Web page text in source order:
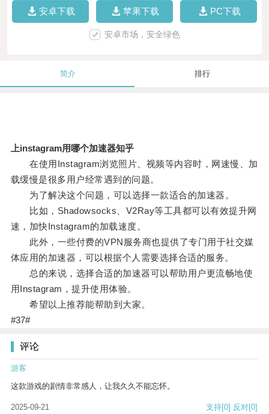
安卓下载 苹果下载 PC下载
安卓市场，安全绿色
简介 排行
上instagram用哪个加速器知乎
在使用Instagram浏览照片、视频等内容时，网速慢、加
载缓慢是很多用户经常遇到的问题。
为了解决这个问题，可以选择一款适合的加速器。
比如，Shadowsocks、V2Ray等工具都可以有效提升网
速，加快Instagram的加载速度。
此外，一些付费的VPN服务商也提供了专门用于社交媒
体应用的加速器，可以根据个人需要选择合适的服务。
总的来说，选择合适的加速器可以帮助用户更流畅地使
用Instagram，提升使用体验。
希望以上推荐能帮助到大家。
#37#
评论
游客
这款游戏的剧情非常感人，让我久久不能忘怀。
2025-09-21 支持[0] 反对[0]